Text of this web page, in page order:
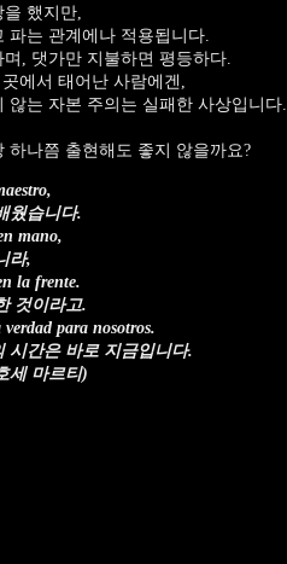
했지만,
파는 관계에나 적용됩니다.
, 댓가만 지불하면 평등하다.
에서 태어난 사람에겐,
않는 자본 주의는 실패한 사상입니다.
하나쯤 출현해도 좋지 않을까요?
웠습니다.
mano,
라,
la frente.
것이라고.
para nosotros.
시간은 바로 지금입니다.
세 마르티)